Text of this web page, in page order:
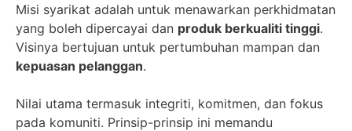
Misi syarikat adalah untuk menawarkan perkhidmatan
yang boleh dipercayai dan produk berkualiti tinggi.
Visinya bertujuan untuk pertumbuhan mampan dan
kepuasan pelanggan.
Nilai utama termasuk integriti, komitmen, dan fokus
pada komuniti. Prinsip-prinsip ini memandu